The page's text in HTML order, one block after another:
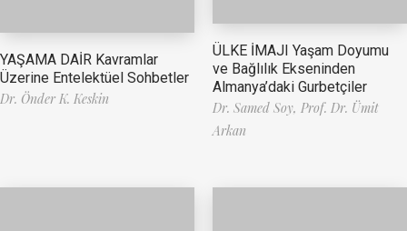
YAŞAMA DAİR Kavramlar
Üzerine Entelektüel Sohbetler
Dr. Önder K. Keskin
ÜLKE İMAJI Yaşam Doyumu
ve Bağlılık Ekseninden
Almanya’daki Gurbetçiler
Dr. Samed Soy, Prof. Dr. Ümit
Arkan